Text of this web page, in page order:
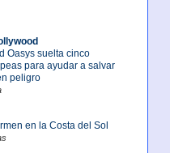
Oasys suelta cinco
para ayudar a salvar
peligro
en la Costa del Sol